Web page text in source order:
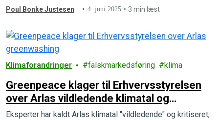
virkeligheden er.
Poul Bonke Justesen 4. juni 2025 3 min læst
Klimaforandringer falskmarkedsføring klima
Greenpeace klager til Erhvervsstyrelsen
over Arlas vildledende klimatal og
greenwashing
Eksperter har kaldt Arlas klimatal "vildledende" og kritiseret,